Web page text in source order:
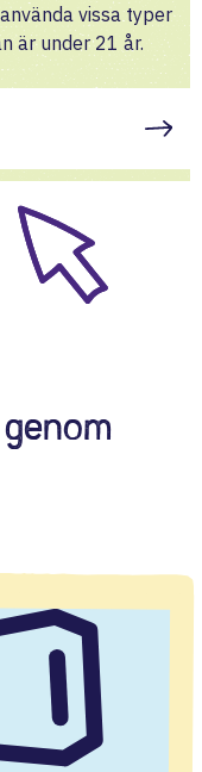
vissa typer
är under 21 år.